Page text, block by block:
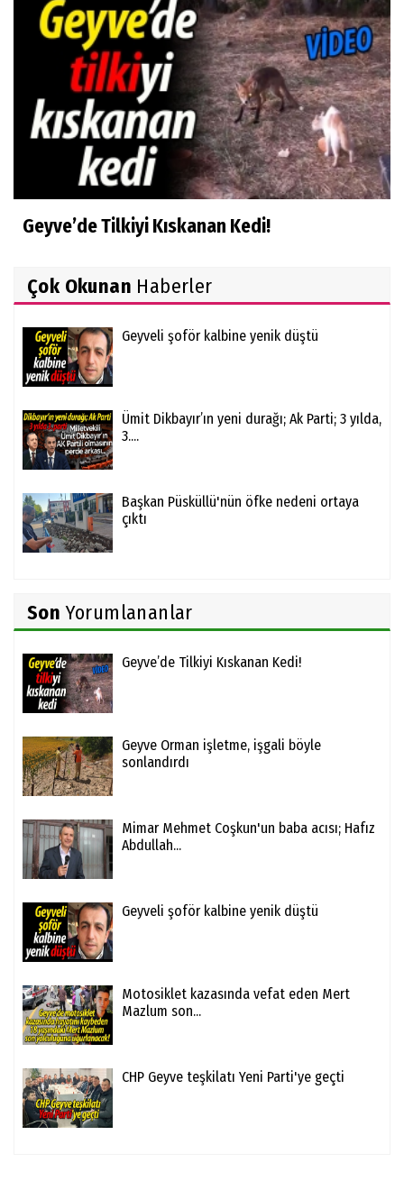
Geyve’de Tilkiyi Kıskanan Kedi!
Çok Okunan Haberler
Geyveli şoför kalbine yenik düştü
Ümit Dikbayır’ın yeni durağı; Ak Parti; 3 yılda,
3....
Başkan Püsküllü'nün öfke nedeni ortaya
çıktı
Son Yorumlananlar
Geyve’de Tilkiyi Kıskanan Kedi!
Geyve Orman işletme, işgali böyle
sonlandırdı
Mimar Mehmet Coşkun'un baba acısı; Hafız
Abdullah...
Geyveli şoför kalbine yenik düştü
Motosiklet kazasında vefat eden Mert
Mazlum son...
CHP Geyve teşkilatı Yeni Parti'ye geçti